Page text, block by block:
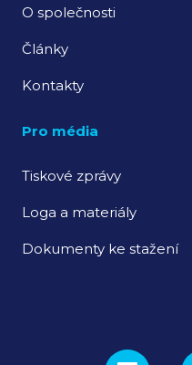
O společnosti
Články
Kontakty
Pro média
Tiskové zprávy
Loga a materiály
Dokumenty ke stažení